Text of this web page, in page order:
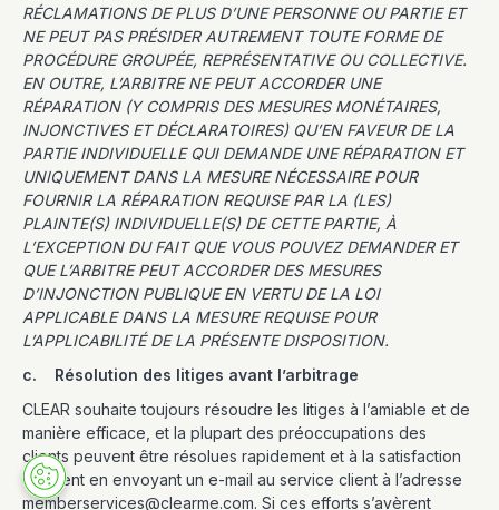
RÉCLAMATIONS DE PLUS D’UNE PERSONNE OU PARTIE ET
NE PEUT PAS PRÉSIDER AUTREMENT TOUTE FORME DE
PROCÉDURE GROUPÉE, REPRÉSENTATIVE OU COLLECTIVE.
EN OUTRE, L’ARBITRE NE PEUT ACCORDER UNE
RÉPARATION (Y COMPRIS DES MESURES MONÉTAIRES,
INJONCTIVES ET DÉCLARATOIRES) QU’EN FAVEUR DE LA
PARTIE INDIVIDUELLE QUI DEMANDE UNE RÉPARATION ET
UNIQUEMENT DANS LA MESURE NÉCESSAIRE POUR
FOURNIR LA RÉPARATION REQUISE PAR LA (LES)
PLAINTE(S) INDIVIDUELLE(S) DE CETTE PARTIE, À
L’EXCEPTION DU FAIT QUE VOUS POUVEZ DEMANDER ET
QUE L’ARBITRE PEUT ACCORDER DES MESURES
D’INJONCTION PUBLIQUE EN VERTU DE LA LOI
APPLICABLE DANS LA MESURE REQUISE POUR
L’APPLICABILITÉ DE LA PRÉSENTE DISPOSITION.
c. Résolution des litiges avant l’arbitrage
CLEAR souhaite toujours résoudre les litiges à l’amiable et de
manière efficace, et la plupart des préoccupations des
clients peuvent être résolues rapidement et à la satisfaction
du client en envoyant un e-mail au service client à l’adresse
memberservices@clearme.com. Si ces efforts s’avèrent